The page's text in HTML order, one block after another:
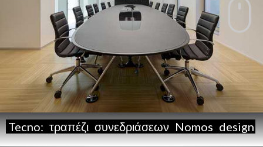
Tecno: τραπέζι συνεδριάσεων Nomos design